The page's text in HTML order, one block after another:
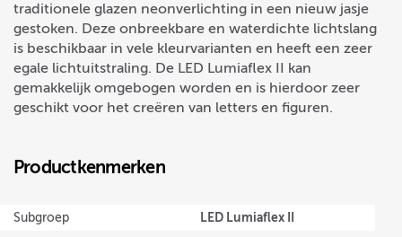
traditionele glazen neonverlichting in een nieuw jasje
gestoken. Deze onbreekbare en waterdichte lichtslang
is beschikbaar in vele kleurvarianten en heeft een zeer
egale lichtuitstraling. De LED Lumiaflex II kan
gemakkelijk omgebogen worden en is hierdoor zeer
geschikt voor het creëren van letters en figuren.
Productkenmerken
Subgroep LED Lumiaflex II